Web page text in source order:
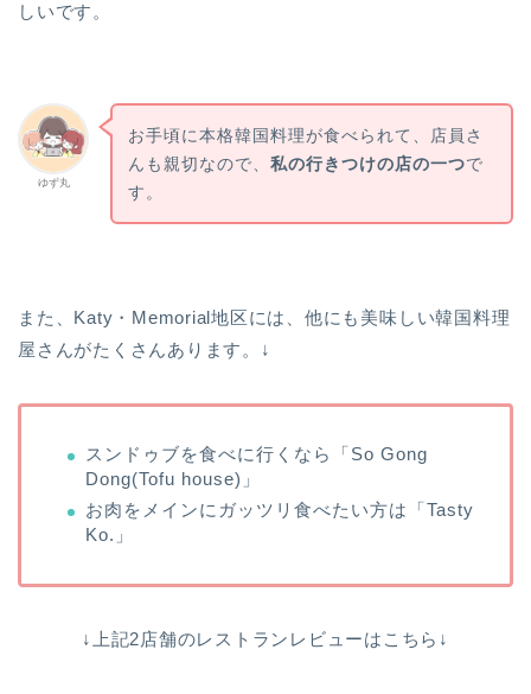
しいです。
ゆず丸
お手頃に本格韓国料理が食べられて、店員さ
んも親切なので、 私の行きつけの店の一つで
す。
また、Katy・Memorial地区には、他にも美味しい韓国料理
屋さんがたくさんあります。↓
スンドゥブを食べに行くなら「So Gong
Dong(Tofu house)」
お肉をメインにガッツリ食べたい方は「Tasty
Ko.」
↓上記2店舗のレストランレビューはこちら↓